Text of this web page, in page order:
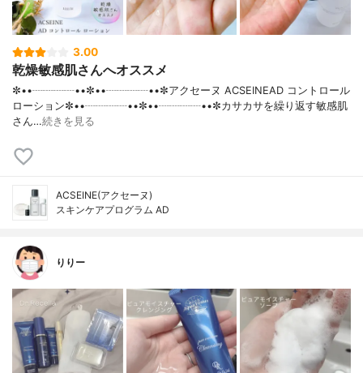
3.00
乾燥敏感肌さんへオススメ
✼••┈┈┈┈••✼••┈┈┈┈••✼アクセーヌ ACSEINEAD コントロール
ローション✼••┈┈┈┈••✼••┈┈┈┈••✼カサカサを繰り返す敏感肌
さん…続きを見る
ACSEINE(アクセーヌ)
スキンケアプログラム AD
りりー